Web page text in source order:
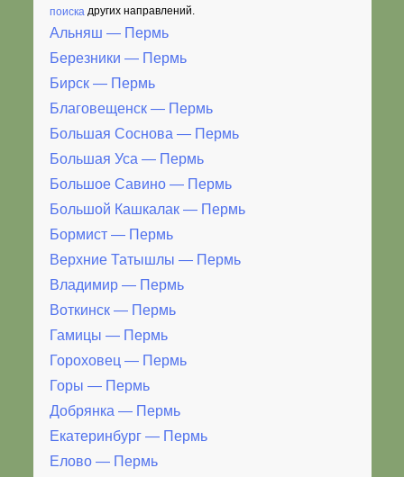
поиска других направлений.
Альняш — Пермь
Березники — Пермь
Бирск — Пермь
Благовещенск — Пермь
Большая Соснова — Пермь
Большая Уса — Пермь
Большое Савино — Пермь
Большой Кашкалак — Пермь
Бормист — Пермь
Верхние Татышлы — Пермь
Владимир — Пермь
Воткинск — Пермь
Гамицы — Пермь
Гороховец — Пермь
Горы — Пермь
Добрянка — Пермь
Екатеринбург — Пермь
Елово — Пермь